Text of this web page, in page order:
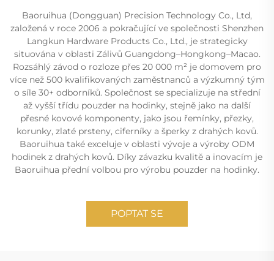
Baoruihua (Dongguan) Precision Technology Co., Ltd,
založená v roce 2006 a pokračující ve společnosti Shenzhen
Langkun Hardware Products Co., Ltd., je strategicky
situována v oblasti Zálivů Guangdong–Hongkong–Macao.
Rozsáhlý závod o rozloze přes 20 000 m² je domovem pro
více než 500 kvalifikovaných zaměstnanců a výzkumný tým
o síle 30+ odborníků. Společnost se specializuje na střední
až vyšší třídu pouzder na hodinky, stejně jako na další
přesné kovové komponenty, jako jsou řemínky, přezky,
korunky, zlaté prsteny, ciferníky a šperky z drahých kovů.
Baoruihua také exceluje v oblasti vývoje a výroby ODM
hodinek z drahých kovů. Díky závazku kvalitě a inovacím je
Baoruihua přední volbou pro výrobu pouzder na hodinky.
POPTAT SE